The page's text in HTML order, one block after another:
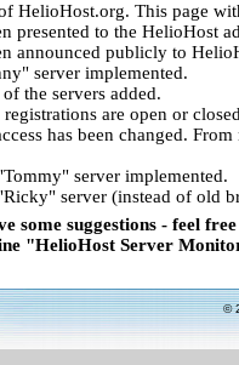
HelioHost.org. This page
presented to the HelioHost
announced publicly to
server implemented.
the servers added.
are open or
has been changed.
server implemented.
server (instead of old
some suggestions - feel
"HelioHost Server
©